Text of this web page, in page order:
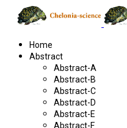
Home
Abstract
Abstract-A
Abstract-B
Abstract-C
Abstract-D
Abstract-E
Abstract-F